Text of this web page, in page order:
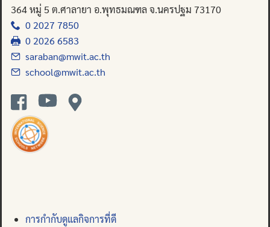
364 หมู่ 5 ต.ศาลายา อ.พุทธมณฑล จ.นครปฐม 73170
0 2027 7850
0 2026 6583
saraban@mwit.ac.th
school@mwit.ac.th
การกำกับดูแลกิจการที่ดี